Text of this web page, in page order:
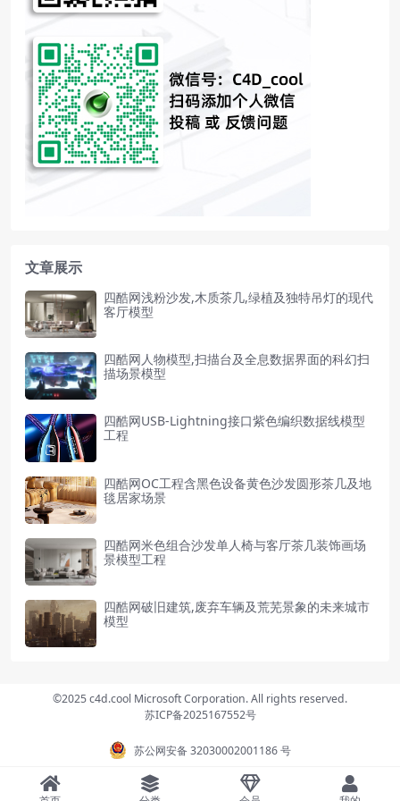
文章展示
四酷网浅粉沙发,木质茶几,绿植及独特吊灯的现代
客厅模型
四酷网人物模型,扫描台及全息数据界面的科幻扫
描场景模型
四酷网USB-Lightning接口紫色编织数据线模型
工程
四酷网OC工程含黑色设备黄色沙发圆形茶几及地
毯居家场景
四酷网米色组合沙发单人椅与客厅茶几装饰画场
景模型工程
四酷网破旧建筑,废弃车辆及荒芜景象的未来城市
模型
©2025 c4d.cool Microsoft Corporation. All rights reserved.
苏ICP备2025167552号
苏公网安备 32030002001186 号